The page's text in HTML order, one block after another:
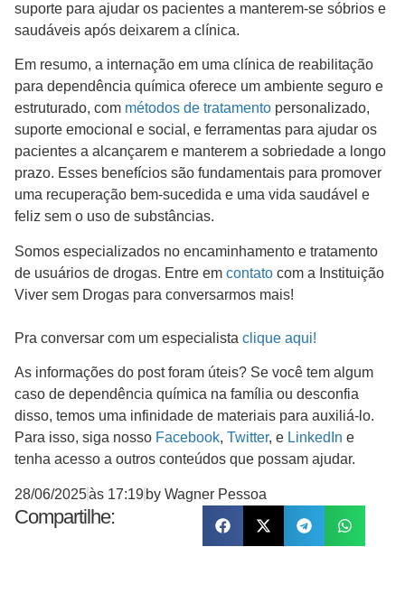
suporte para ajudar os pacientes a manterem-se sóbrios e
saudáveis após deixarem a clínica.
Em resumo, a internação em uma clínica de reabilitação
para dependência química oferece um ambiente seguro e
estruturado, com métodos de tratamento personalizado,
suporte emocional e social, e ferramentas para ajudar os
pacientes a alcançarem e manterem a sobriedade a longo
prazo. Esses benefícios são fundamentais para promover
uma recuperação bem-sucedida e uma vida saudável e
feliz sem o uso de substâncias.
Somos especializados no encaminhamento e tratamento
de usuários de drogas. Entre em contato com a Instituição
Viver sem Drogas para conversarmos mais!
Pra conversar com um especialista clique aqui!
As informações do post foram úteis? Se você tem algum
caso de dependência química na família ou desconfia
disso, temos uma infinidade de materiais para auxiliá-lo.
Para isso, siga nosso Facebook, Twitter, e LinkedIn e
tenha acesso a outros conteúdos que possam ajudar.
28/06/2025às 17:19 by Wagner Pessoa
Compartilhe: